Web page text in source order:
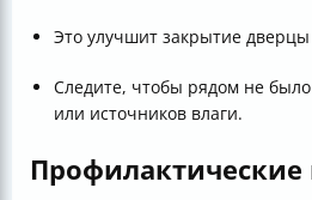
Это улучшит закрытие
Следите, чтобы рядом не
или источников влаги.